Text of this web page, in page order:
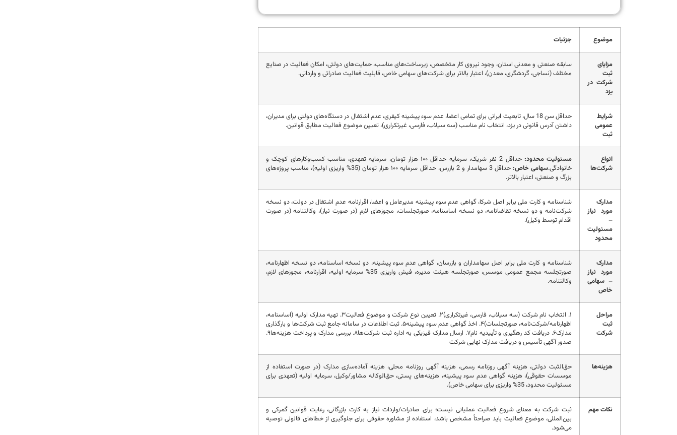
موضوع جزئیات
مزایای
ثبت
شرکت در
یزد
سابقه صنعتی و معدنی استان، وجود نیروی کار متخصص، زیرساخت‌های مناسب، حمایت‌های دولتی، امکان فعالیت در صنایع
مختلف (نساجی، گردشگری، معدن)، اعتبار بالاتر برای شرکت‌های سهامی خاص، قابلیت فعالیت صادراتی و وارداتی.
شرایط
عمومی
ثبت
حداقل سن 18 سال، تابعیت ایرانی برای تمامی اعضا، عدم سوء پیشینه کیفری، عدم اشتغال در دستگاه‌های دولتی برای مدیران،
داشتن آدرس قانونی در یزد، انتخاب نام مناسب (سه سیلاب، فارسی، غیرتکراری)، تعیین موضوع فعالیت مطابق قوانین.
انواع
شرکت‌ها
مسئولیت محدود:
حداقل 2 نفر شریک، سرمایه حداقل ۱۰۰ هزار تومان، سرمایه تعهدی، مناسب کسب‌وکارهای کوچک و
خانوادگی.سهامی خاص:
حداقل 3 سهامدار و 2 بازرس، حداقل سرمایه ۱۰۰ هزار تومان (35% واریزی اولیه)، مناسب پروژه‌های
بزرگ و صنعتی، اعتبار بالاتر.
مدارک
مورد نیاز
–
مسئولیت
محدود
شناسنامه و کارت ملی برابر اصل شرکا، گواهی عدم سوء پیشینه مدیرعامل و اعضا، اقرارنامه عدم اشتغال در دولت، دو نسخه
شرکت‌نامه و دو نسخه تقاضانامه، دو نسخه اساسنامه، صورتجلسات، مجوزهای لازم (در صورت نیاز)، وکالتنامه (در صورت
اقدام توسط وکیل).
مدارک
مورد نیاز
– سهامی
خاص
شناسنامه و کارت ملی برابر اصل سهامداران و بازرسان، گواهی عدم سوء پیشینه، دو نسخه اساسنامه، دو نسخه اظهارنامه،
صورتجلسه مجمع عمومی موسس، صورتجلسه هیئت مدیره، فیش واریزی 35% سرمایه اولیه، اقرارنامه، مجوزهای لازم،
وکالتنامه.
مراحل
ثبت
شرکت
۱. انتخاب نام شرکت (سه سیلاب، فارسی، غیرتکراری)۲. تعیین نوع شرکت و موضوع فعالیت۳. تهیه مدارک اولیه (اساسنامه،
اظهارنامه/شرکت‌نامه، صورتجلسات)۴. اخذ گواهی عدم سوء پیشینه۵. ثبت اطلاعات در سامانه جامع ثبت شرکت‌ها و بارگذاری
مدارک۶. دریافت کد رهگیری و تأییدیه نام۷. ارسال مدارک فیزیکی به اداره ثبت شرکت‌ها۸. بررسی مدارک و پرداخت هزینه‌ها۹.
صدور آگهی تأسیس و دریافت مدارک نهایی شرکت
هزینه‌ها
حق‌الثبت دولتی، هزینه آگهی روزنامه رسمی، هزینه آگهی روزنامه محلی، هزینه آماده‌سازی مدارک (در صورت استفاده از
موسسات حقوقی)، هزینه گواهی عدم سوء پیشینه، هزینه‌های پستی، حق‌الوکاله مشاور/وکیل، سرمایه اولیه (تعهدی برای
مسئولیت محدود، 35% واریزی برای سهامی خاص).
نکات مهم
ثبت شرکت به معنای شروع فعالیت عملیاتی نیست؛ برای صادرات/واردات نیاز به کارت بازرگانی، رعایت قوانین گمرکی و
بین‌المللی، موضوع فعالیت باید صراحتاً مشخص باشد، استفاده از مشاوره حقوقی برای جلوگیری از خطاهای قانونی توصیه
می‌شود.